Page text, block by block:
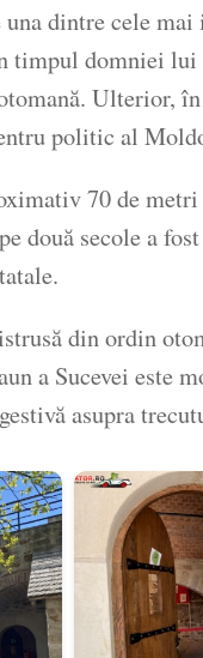
una dintre cele
domniei lui
Ulterior,
politic al
70 de
două secole a
din ordin
a Sucevei
asupra